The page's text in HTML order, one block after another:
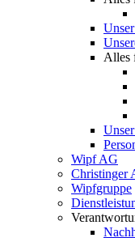
Alles
Wipf AG
Christinger
Wipfgruppe